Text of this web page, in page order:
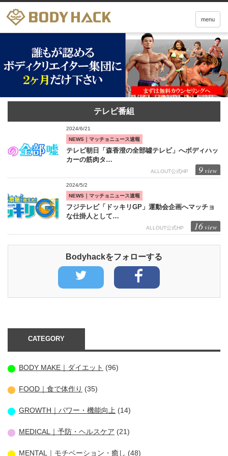
menu
テレビ番組
2024/6/21
NEWS｜マッチョニュース速報
テレビ朝日「森香澄の全部噓テレビ」へボディハッ
カーの筋肉タ…
ALLOUT公式HP 9 view
2024/5/2
NEWS｜マッチョニュース速報
フジテレビ「ドッキリGP」運動会企画へマッチョ
な仕掛人として…
ALLOUT公式HP 16 view
Bodyhackをフォローする
CATEGORY
BODY MAKE｜ダイエット (96)
FOOD｜食で体作り (35)
GROWTH｜パワー・機能向上 (14)
MEDICAL｜予防・ヘルスケア (21)
MENTAL｜モチベーション・癒し (48)